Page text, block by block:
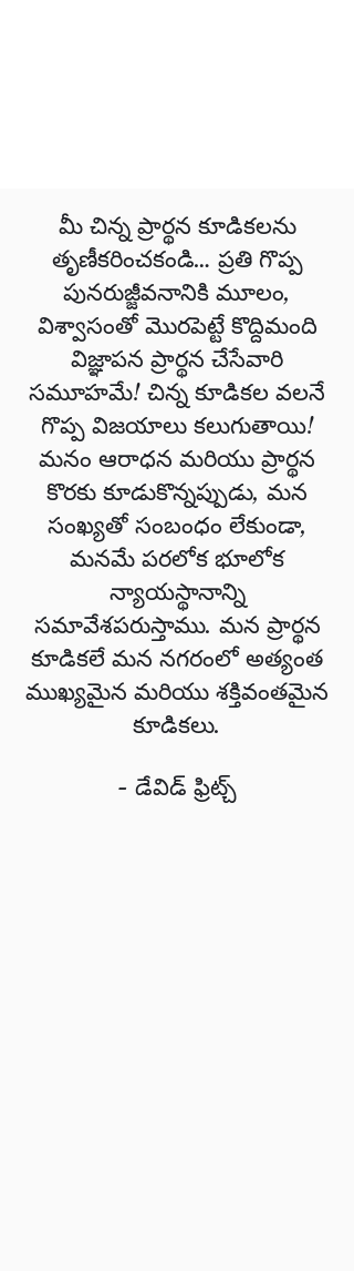
మీ చిన్న ప్రార్థన కూడికలను
తృణీకరించకండి… ప్రతి గొప్ప
పునరుజ్జీవనానికి మూలం,
విశ్వాసంతో మొరపెట్టే కొద్దిమంది
విజ్ఞాపన ప్రార్థన చేసేవారి
సమూహమే! చిన్న కూడికల వలనే
గొప్ప విజయాలు కలుగుతాయి!
మనం ఆరాధన మరియు ప్రార్థన
కొరకు కూడుకొన్నప్పుడు, మన
సంఖ్యతో సంబంధం లేకుండా,
మనమే పరలోక భూలోక
న్యాయస్థానాన్ని
సమావేశపరుస్తాము. మన ప్రార్థన
కూడికలే మన నగరంలో అత్యంత
ముఖ్యమైన మరియు శక్తివంతమైన
కూడికలు.
- డేవిడ్ ఫ్రిట్చ్